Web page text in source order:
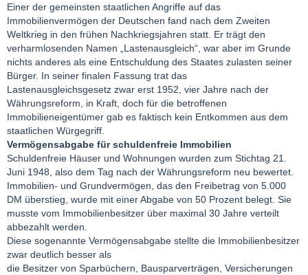
Einer der gemeinsten staatlichen Angriffe auf das
Immobilienvermögen der Deutschen fand nach dem Zweiten
Weltkrieg in den frühen Nachkriegsjahren statt. Er trägt den
verharmlosenden Namen „Lastenausgleich“, war aber im Grunde
nichts anderes als eine Entschuldung des Staates zulasten seiner
Bürger. In seiner finalen Fassung trat das
Lastenausgleichsgesetz zwar erst 1952, vier Jahre nach der
Währungsreform, in Kraft, doch für die betroffenen
Immobilieneigentümer gab es faktisch kein Entkommen aus dem
staatlichen Würgegriff.
Vermögensabgabe für schuldenfreie Immobilien
Schuldenfreie Häuser und Wohnungen wurden zum Stichtag 21.
Juni 1948, also dem Tag nach der Währungsreform neu bewertet.
Immobilien- und Grundvermögen, das den Freibetrag von 5.000
DM überstieg, wurde mit einer Abgabe von 50 Prozent belegt. Sie
musste vom Immobilienbesitzer über maximal 30 Jahre verteilt
abbezahlt werden.
Diese sogenannte Vermögensabgabe stellte die Immobilienbesitzer
zwar deutlich besser als
die Besitzer von Sparbüchern, Bausparverträgen, Versicherungen